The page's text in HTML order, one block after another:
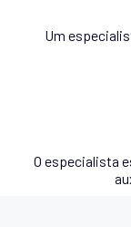
Um
O especialista